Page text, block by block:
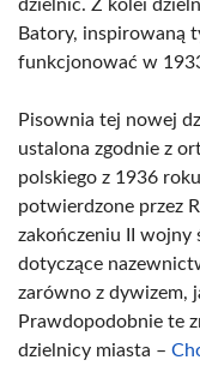
dzielnic. Z kolei
Batory, inspirowaną
funkcjonować w
Pisownia tej nowej
ustalona zgodnie z
polskiego z 1936
potwierdzone przez
zakończeniu II
dotyczące
zarówno z dywizem,
Prawdopodobnie te
dzielnicy miasta –